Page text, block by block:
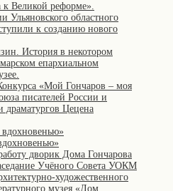
к Великой реформе».
Ульяновского областного
к созданию нового
История в некотором
епархиальном
«Мой Гончаров – моя
писателей России и
драматургов Цецена
дворик Дома Гончарова
Учёного Совета УОКМ
художественного
музея «Дом